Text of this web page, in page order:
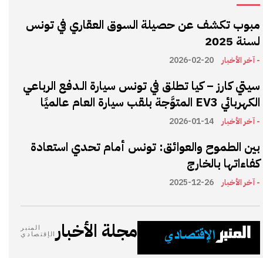
مبوب تكشف عن حصيلة السوق العقاري في تونس
لسنة 2025
- آخر الأخبار 2026-02-20
سيتي كارز – كيا تطلق في تونس سيارة الـدفع الرباعي
الكهربائي EV3 المتوَّجة بلقب سيارة العام عالميًا
- آخر الأخبار 2026-01-14
بين الطموح والعوائق: تونس أمام تحدي استعادة
كفاءاتها بالخارج
- آخر الأخبار 2025-12-26
مجلة الأخبار
المنبر
الإقتصادي